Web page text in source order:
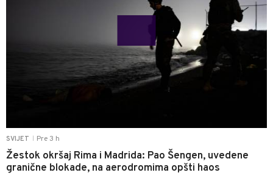
SVIJET Pre 3 h
Žestok okršaj Rima i Madrida: Pao Šengen, uvedene
granične blokade, na aerodromima opšti haos